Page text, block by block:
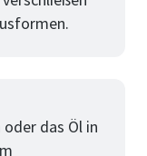
das Öl in